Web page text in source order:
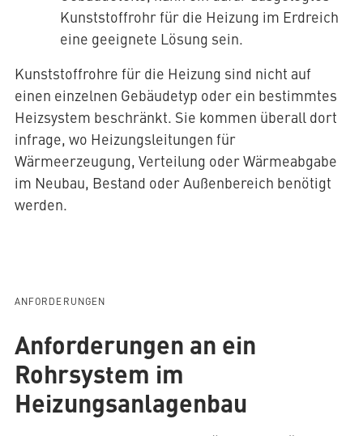
Kunststoffrohr für die Heizung im Erdreich
eine geeignete Lösung sein.
Kunststoffrohre für die Heizung sind nicht auf
einen einzelnen Gebäudetyp oder ein bestimmtes
Heizsystem beschränkt. Sie kommen überall dort
infrage, wo Heizungsleitungen für
Wärmeerzeugung, Verteilung oder Wärmeabgabe
im Neubau, Bestand oder Außenbereich benötigt
werden.
ANFORDERUNGEN
Anforderungen an ein
Rohrsystem im
Heizungsanlagenbau